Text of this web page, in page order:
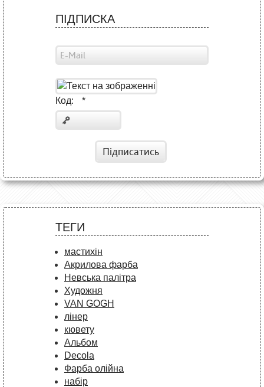
ПІДПИСКА
Код: *
Підписатись
ТЕГИ
мастихін
Акрилова фарба
Невська палітра
Художня
VAN GOGH
лінер
кювету
Альбом
Decola
Фарба олійна
набір